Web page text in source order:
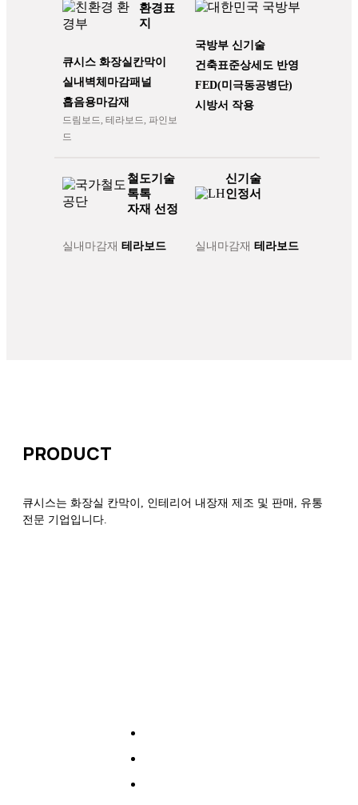
환경표
지
큐시스 화장실칸막이
실내벽체마감패널
흡음용마감재
드림보드, 테라보드, 파인보
드
국방부 신기술
건축표준상세도 반영
FED(미극동공병단)
시방서 작용
철도기술
톡톡
자재 선정
실내마감재 테라보드
신기술
인정서
실내마감재 테라보드
PRODUCT
큐시스는 화장실 칸막이, 인테리어 내장재 제조 및 판매, 유통
전문 기업입니다.